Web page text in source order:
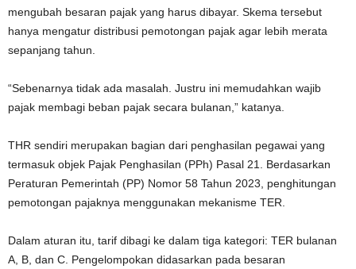
mengubah besaran pajak yang harus dibayar. Skema tersebut
hanya mengatur distribusi pemotongan pajak agar lebih merata
sepanjang tahun.
“Sebenarnya tidak ada masalah. Justru ini memudahkan wajib
pajak membagi beban pajak secara bulanan,” katanya.
THR sendiri merupakan bagian dari penghasilan pegawai yang
termasuk objek Pajak Penghasilan (PPh) Pasal 21. Berdasarkan
Peraturan Pemerintah (PP) Nomor 58 Tahun 2023, penghitungan
pemotongan pajaknya menggunakan mekanisme TER.
Dalam aturan itu, tarif dibagi ke dalam tiga kategori: TER bulanan
A, B, dan C. Pengelompokan didasarkan pada besaran